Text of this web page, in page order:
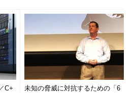
C+
未知の脅威に対抗するための「6